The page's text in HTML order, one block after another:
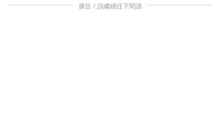
廣告 / 請繼續往下閱讀